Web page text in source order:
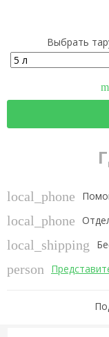
Выбрать
local_phone
local_phone
local_shipping
person